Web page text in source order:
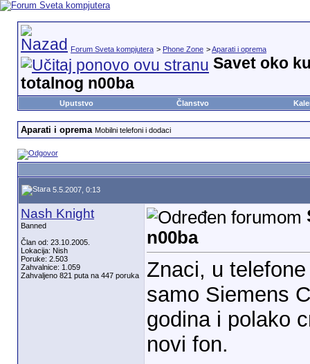
Forum Sveta kompjutera > Phone Zone >Aparati i oprema
Savet oko
totalnog n00ba
Uputstvo Članstvo
Aparati i oprema Mobilni telefoni i dodaci
5.5.2007, 0:13
Nash Knight
Banned
Član od: 23.10.2005.
Lokacija: Nish
Poruke: 2.503
Zahvalnice: 1.059
Zahvaljeno 821 puta na 447 poruka
n00ba
Znaci, u
samo Siemens
godina i polako
novi fon.